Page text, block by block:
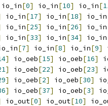
io_in[0] io_in[10] io_in[
io_in[17] io_in[18] io_in
io_in[25] io_in[26] io_in
io_in[33] io_in[34] io_in
[7] io_in[8] io_in[9]
] io_oeb[15] io_oeb[16]
] io_oeb[22] io_oeb[23]
] io_oeb[2] io_oeb[30]
] io_oeb[37] io_oeb[3]
io_out[0] io_out[10]